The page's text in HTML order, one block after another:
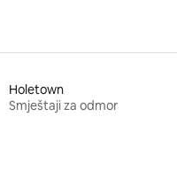
Holetown
Smještaji za odmor